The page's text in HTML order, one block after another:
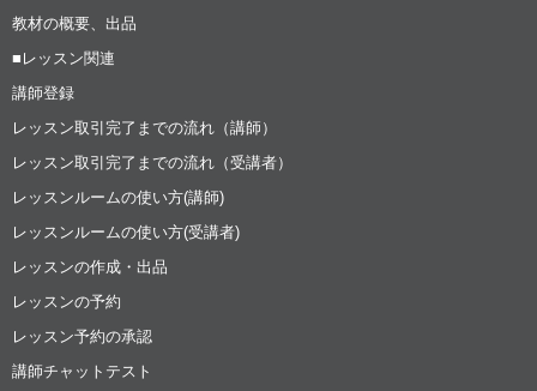
教材の概要、出品
■レッスン関連
講師登録
レッスン取引完了までの流れ（講師）
レッスン取引完了までの流れ（受講者）
レッスンルームの使い方(講師)
レッスンルームの使い方(受講者)
レッスンの作成・出品
レッスンの予約
レッスン予約の承認
講師チャットテスト